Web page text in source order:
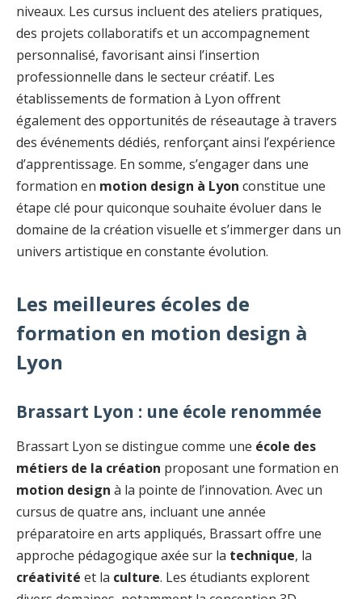
niveaux. Les cursus incluent des ateliers pratiques,
des projets collaboratifs et un accompagnement
personnalisé, favorisant ainsi l’insertion
professionnelle dans le secteur créatif. Les
établissements de formation à Lyon offrent
également des opportunités de réseautage à travers
des événements dédiés, renforçant ainsi l’expérience
d’apprentissage. En somme, s’engager dans une
formation en motion design à Lyon constitue une
étape clé pour quiconque souhaite évoluer dans le
domaine de la création visuelle et s’immerger dans un
univers artistique en constante évolution.
Les meilleures écoles de
formation en motion design à
Lyon
Brassart Lyon : une école renommée
Brassart Lyon se distingue comme une école des
métiers de la création proposant une formation en
motion design à la pointe de l’innovation. Avec un
cursus de quatre ans, incluant une année
préparatoire en arts appliqués, Brassart offre une
approche pédagogique axée sur la technique, la
créativité et la culture. Les étudiants explorent